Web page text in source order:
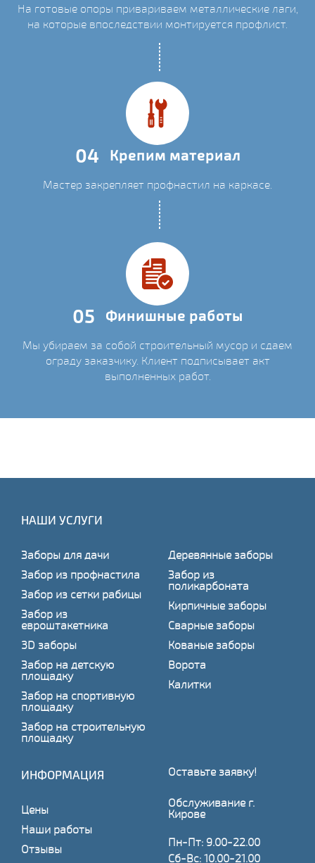
На готовые опоры привариваем металлические лаги,
на которые впоследствии монтируется профлист.
04 Крепим материал
Мастер закрепляет профнастил на каркасе.
05 Финишные работы
Мы убираем за собой строительный мусор и сдаем
ограду заказчику. Клиент подписывает акт
выполненных работ.
НАШИ УСЛУГИ
Заборы для дачи
Забор из профнастила
Забор из сетки рабицы
Забор из
евроштакетника
3D заборы
Забор на детскую
площадку
Забор на спортивную
площадку
Забор на строительную
площадку
Деревянные заборы
Забор из
поликарбоната
Кирпичные заборы
Сварные заборы
Кованые заборы
Ворота
Калитки
ИНФОРМАЦИЯ
Цены
Наши работы
Отзывы
Оставьте заявку!
Обслуживание г.
Кирове
Пн-Пт: 9.00-22.00
Сб-Вс: 10.00-21.00